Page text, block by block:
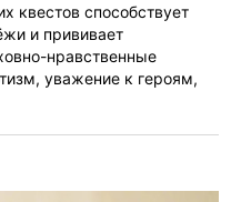
квестов способствует
и прививает
нравственные
уважение к героям,